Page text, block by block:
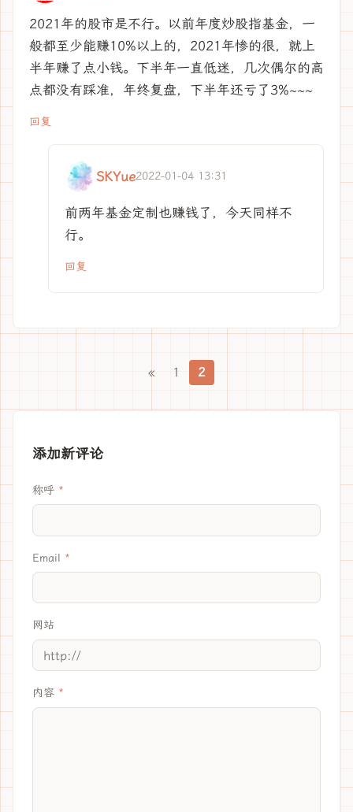
2021年的股市是不行。以前年度炒股指基金，一
般都至少能赚10%以上的，2021年惨的很，就上
半年赚了点小钱。下半年一直低迷，几次偶尔的高
点都没有踩准，年终复盘，下半年还亏了3%~~~
回复
SKYue2022-01-04 13:31
前两年基金定制也赚钱了，今天同样不
行。
回复
« 1 2
添加新评论
称呼
Email
网站
内容